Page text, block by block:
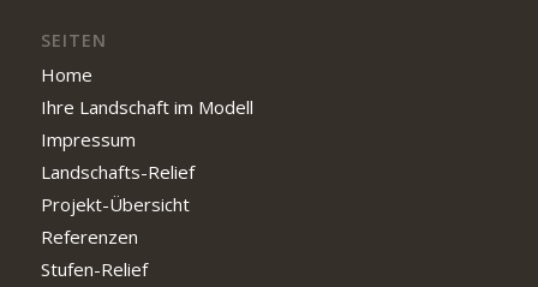
SEITEN
Home
Ihre Landschaft im Modell
Impressum
Landschafts-Relief
Projekt-Übersicht
Referenzen
Stufen-Relief